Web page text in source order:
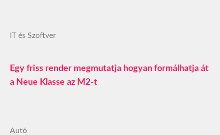
IT és Szoftver
Egy friss render megmutatja hogyan formálhatja át
a Neue Klasse az M2-t
Autó